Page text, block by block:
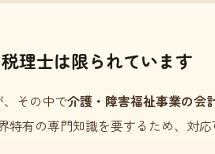
理士は限られています
その中で介護・障害福祉事業の会
特有の専門知識を要するため、対